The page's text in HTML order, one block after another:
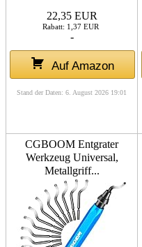
22,35 EUR
Rabatt: 1,37 EUR
-
Auf Amazon
Stand der Daten: 6. August 2026 19:01
CGBOOM Entgrater
Werkzeug Universal,
Metallgriff...